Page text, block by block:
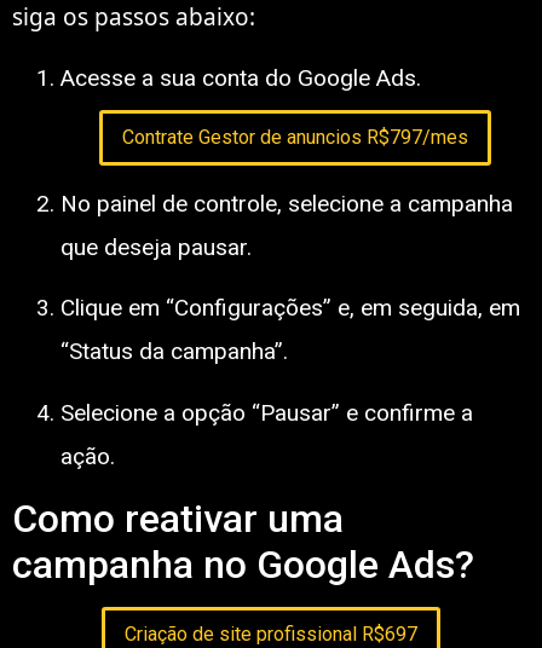
siga os passos abaixo:
Acesse a sua conta do Google Ads.
Contrate Gestor de anuncios R$797/mes
No painel de controle, selecione a campanha
que deseja pausar.
Clique em “Configurações” e, em seguida, em
“Status da campanha”.
Selecione a opção “Pausar” e confirme a
ação.
Como reativar uma
campanha no Google Ads?
Criação de site profissional R$697